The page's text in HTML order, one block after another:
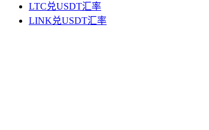
LTC兑USDT汇率
LINK兑USDT汇率